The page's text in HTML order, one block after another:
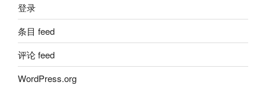
登录
条目 feed
评论 feed
WordPress.org